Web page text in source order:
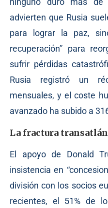
advierten que Rusia
para lograr la paz,
recuperación” para
sufrir pérdidas
Rusia registró un
mensuales, y el coste
avanzado ha subido a
La fractura
El apoyo de Donald
insistencia en
división con los socios
recientes, el 51% de